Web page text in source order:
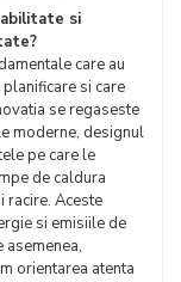
si
care au
si care
se regaseste
moderne, designul
pe care le
de caldura
racire. Aceste
si emisiile de
orientarea atenta